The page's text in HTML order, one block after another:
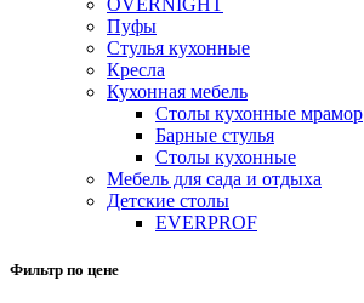
OVERNIGHT
Пуфы
Стулья кухонные
Кресла
Кухонная мебель
Столы кухонные мрамор
Барные стулья
Столы кухонные
Мебель для сада и отдыха
Детские столы
EVERPROF
Фильтр по цене